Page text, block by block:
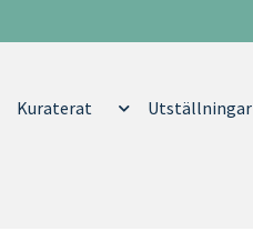
Kuraterat Utställningar